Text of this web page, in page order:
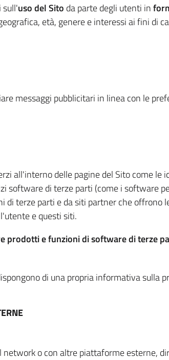
sull'uso del Sito da parte degli utenti in
età, genere e interessi ai fini di
messaggi pubblicitari in linea con le
all'interno delle pagine del Sito come le
software di terze parti (come i software
terze parti e da siti partner che offrono
e questi siti.
prodotti e funzioni di software di terze
di una propria informativa sulla
o con altre piattaforme esterne,